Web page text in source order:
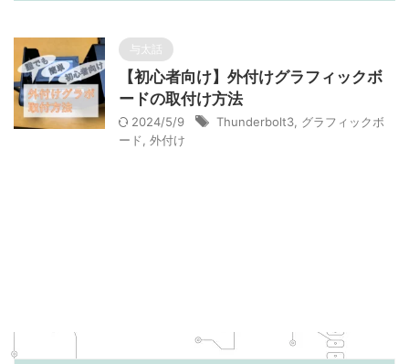
与太話
【初心者向け】外付けグラフィックボ
ードの取付け方法
2024/5/9 Thunderbolt3 グラフィックボ
ード
外付け